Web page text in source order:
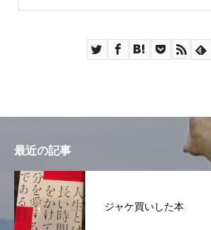
最近の記事
ジャケ買いした本